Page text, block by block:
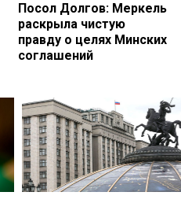
Посол Долгов: Меркель
раскрыла чистую
правду о целях Минских
соглашений